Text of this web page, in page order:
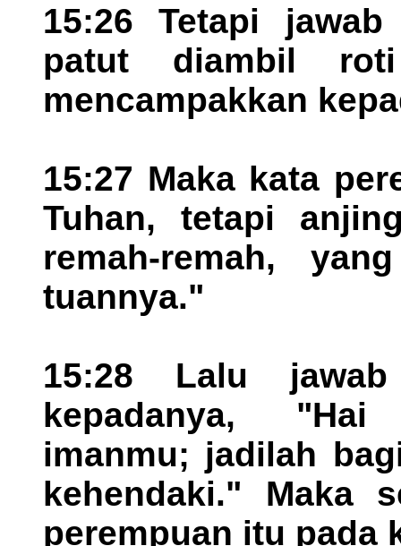
15:26 Tetapi
patut diambil
mencampakkan
15:27 Maka kata
Tuhan, tetapi
remah-remah,
tuannya."
15:28 Lalu
kepadanya, "Hai
imanmu; jadilah
kehendaki." Maka
perempuan itu pada